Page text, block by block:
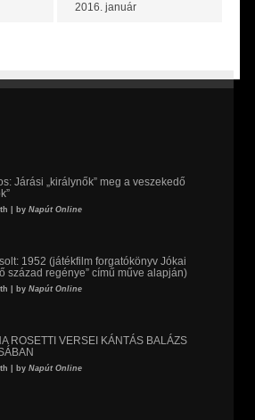
2016. január
Járási „királynők” meg a veszekedő
| by Napút Online
1952 (játékfilm forgatókönyv Jókai
század regénye” című műve alapján)
| by Napút Online
ROSETTI VERSEI KÁNTÁS BALÁZS
| by Napút Online